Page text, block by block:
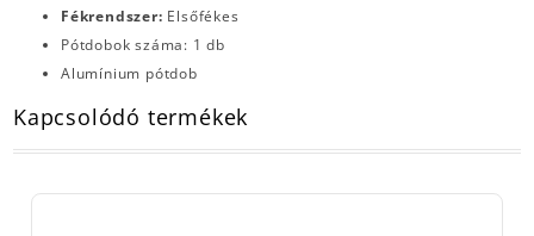
Fékrendszer: Elsőfékes
Pótdobok száma: 1 db
Alumínium pótdob
Kapcsolódó termékek